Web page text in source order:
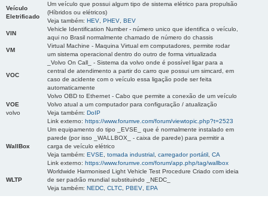
Veículo
Eletrificado
Um veículo que possui algum tipo de sistema elétrico para propulsão
(Híbridos ou elétricos)
Veja também: HEV PHEV BEV
VIN
Vehicle Identification Number - número unico que identifica o veículo,
aqui no Brasil normalmente chamado de número do chassis
VM
Virtual Machine - Maquina Virtual em computadores, permite rodar
um sistema operacional dentro do outro de forma virtualizada
VOC
_Volvo On Call_ - Sistema da volvo onde é possível ligar para a
central de atendimento a partir do carro que possui um simcard, em
caso de acidente com o veículo essa ligação pode ser feita
automaticamente
VOE
volvo
Volvo OBD to Ethernet - Cabo que permite a conexão de um veículo
Volvo atual a um computador para configuração / atualização
Veja também: DoIP
Link externo: https://www.forumve.com/forum/viewtopic.php?t=2523
WallBox
Um equipamento do tipo _EVSE_ que é normalmente instalado em
parede (por isso _WALLBOX_ - caixa de parede) para permitir a
carga de veículo elétrico
Veja também: EVSE tomada industrial carregador portátil CA
Link externo: https://www.forumve.com/forum/app.php/tag/wallbox
WLTP
Worldwide Harmonised Light Vehicle Test Procedure Criado com ideia
de ser padrão mundial substituindo _NEDC_
Veja também: NEDC CLTC PBEV EPA